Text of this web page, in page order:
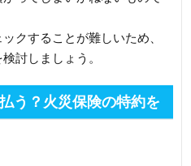
クすることが難しいため、
討しましょう。
う？火災保険の特約を